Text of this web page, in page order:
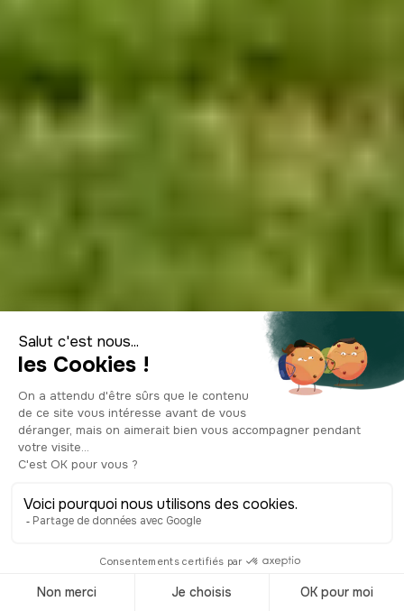
Visiter l’Ain : 15
choses
incontournables à
faire